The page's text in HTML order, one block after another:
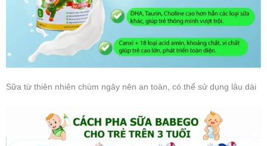
Sữa từ thiên nhiên chùm ngây nên an toàn, có thể sử dụng lâu dài